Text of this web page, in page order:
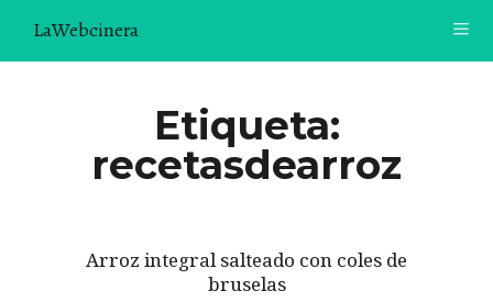
LaWebcinera
VIDEORECETAS
SOBRE MÍ
¿TE GUSTARÍA UNIRTE A NUESTRA AVENTURA GASTRON
Etiqueta:
recetasdearroz
Arroz integral salteado con coles de
bruselas